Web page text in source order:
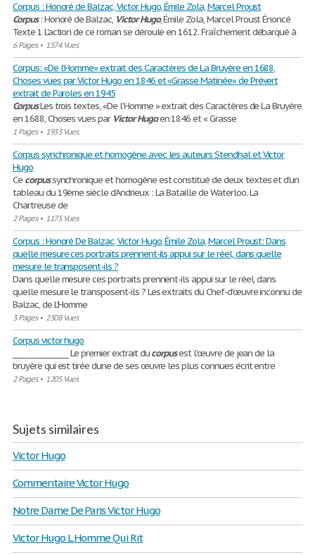
Corpus : Honoré de Balzac, Victor Hugo, Émile Zola, Marcel Proust
Corpus: Honoré de Balzac, VictorHugo, Émile Zola, Marcel Proust Énoncé
Texte 1 L'action de ce roman se déroule en 1612. Fraîchement débarqué à
6 Pages• 1574 Vues
Corpus: «De l’Homme» extrait des Caractères de La Bruyère en 1688,
Choses vues par Victor Hugo en 1846 et «Grasse Matinée» de Prévert
extrait de Paroles en 1945
CorpusLes trois textes, «De l’Homme » extrait des Caractères de La Bruyère
en 1688, Choses vues par VictorHugoen 1846 et « Grasse
1 Pages• 1933 Vues
Corpus synchronique et homogène avec les auteurs Stendhal et Victor
Hugo
Ce corpussynchronique et homogène est constitué de deux textes et d’un
tableau du 19ème siècle d’Andrieux : La Bataille de Waterloo. La
Chartreuse de
2 Pages• 1175 Vues
Corpus : Honoré De Balzac, Victor Hugo, Émile Zola, Marcel Proust: Dans
quelle mesure ces portraits prennent-ils appui sur le réel, dans quelle
mesure le transposent-ils ?
Dans quelle mesure ces portraits prennent-ils appui sur le réel, dans
quelle mesure le transposent-ils ? Les extraits du Chef-d'œuvre inconnu de
Balzac, de L'Homme
3 Pages• 2308 Vues
Corpus victor hugo
________________ Le premier extrait ducorpusest l’œuvre de jean de la
bruyère qui est tirée dune de ses œuvre les plus connues écrit entre
2 Pages• 1205 Vues
Sujets similaires
Victor Hugo
Commentaire Victor Hugo
Notre Dame De Paris Victor Hugo
Victor Hugo L Homme Qui Rit